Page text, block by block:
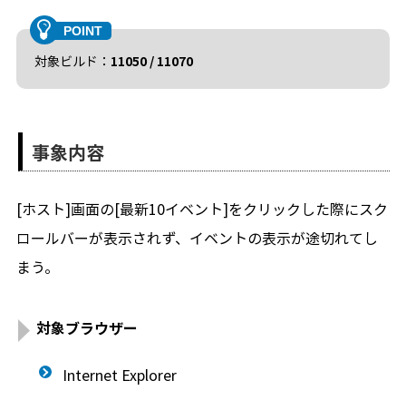
対象ビルド： 11050 / 11070
事象内容
[ホスト]画面の[最新10イベント]をクリックした際にスク
ロールバーが表示されず、イベントの表示が途切れてし
まう。
対象ブラウザー
Internet Explorer